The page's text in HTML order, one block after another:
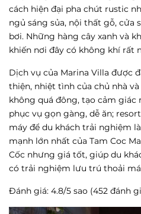
cách hiện đại pha chút rustic
ngủ sáng sủa, nội thất gỗ, cửa
bơi. Những hàng cây xanh và
khiến nơi đây có không khí rất
Dịch vụ của Marina Villa được
thiện, nhiệt tình của chủ nhà và
không quá đông, tạo cảm giác
phục vụ gọn gàng, dễ ăn;
máy để du khách trải nghiệm
mạnh lớn nhất của Tam Coc
Cốc nhưng giá tốt, giúp du
có trải nghiệm lưu trú thoải
Đánh giá: 4.8/5 sao (452 đánh